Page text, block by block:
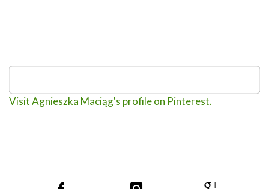
Visit Agnieszka Maciąg's profile on Pinterest.